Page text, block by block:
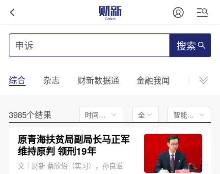
搜索
综合 杂志 财新数据通 金融我闻 财新
3985个结果 时间不限 全文 智能排序
原青海扶贫局副局长马正军
维持原判 领刑19年
文｜财新 蔡欣佁（实习），孙良滋